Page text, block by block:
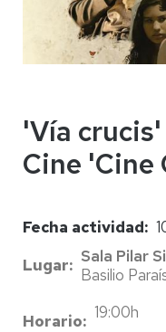
'Vía
Cine 'Cine
Fecha actividad
Lugar
Sala Pilar
Basilio
Horario
19:00h